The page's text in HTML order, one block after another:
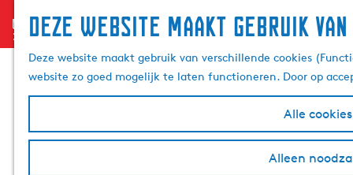
Deze website maakt gebruik
Deze website maakt gebruik van verschillende cookies
website zo goed mogelijk te laten functioneren. Door op
Alle
Alleen
menu
G
d